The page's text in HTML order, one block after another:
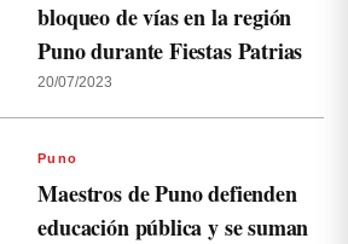
bloqueo de vías en la región
Puno durante Fiestas Patrias
20/07/2023
Puno
Maestros de Puno defienden
educación pública y se suman